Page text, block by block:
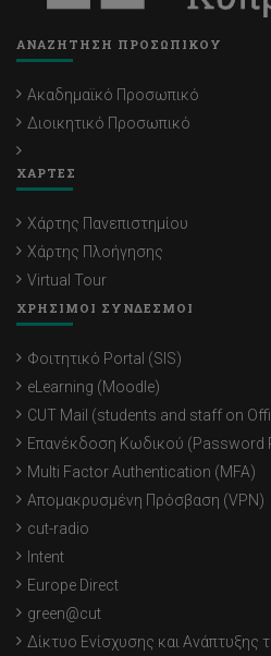
ΑΝΑΖΗΤΗΣΗ ΠΡΟΣΩΠΙΚΟΥ
Ακαδημαϊκό Προσωπικό
Διοικητικό Προσωπικό
ΧΑΡΤΕΣ
Χάρτης Πανεπιστημίου
Χάρτης Πλοήγησης
Virtual Tour
ΧΡΗΣΙΜΟΙ ΣΥΝΔΕΣΜΟΙ
Φοιτητικό Portal (SIS)
eLearning (Moodle)
CUT Mail (students and staff on
Επανέκδοση Κωδικού (Password
Multi Factor Authentication (MFA)
Απομακρυσμένη Πρόσβαση (VPN)
cut-radio
Intent
Europe Direct
green@cut
Δίκτυο Ενίσχυσης και Ανάπτυξης